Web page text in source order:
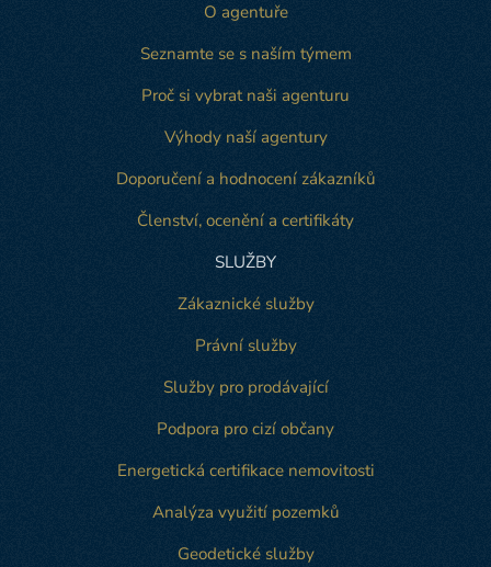
O agentuře
Seznamte se s naším týmem
Proč si vybrat naši agenturu
Výhody naší agentury
Doporučení a hodnocení zákazníků
Členství, ocenění a certifikáty
SLUŽBY
Zákaznické služby
Právní služby
Služby pro prodávající
Podpora pro cizí občany
Energetická certifikace nemovitosti
Analýza využití pozemků
Geodetické služby